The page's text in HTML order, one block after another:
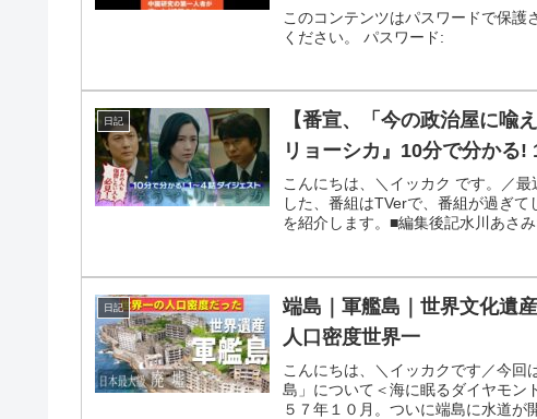
か？」・・・日本がとても
れなくなるから？😱
このコンテンツはパスワードで保護
ください。 パスワード:
日記
【番宣、「今の政治屋に喩
リョーシカ』10分で分かる!
こんにちは、＼イッカク です。／
した、番組はTVerで、番組が過ぎ
を紹介します。■編集後記水川あさ
日記
端島｜軍艦島｜世界文化遺
人口密度世界一
こんにちは、＼イッカクです／今回
島」について＜海に眠るダイヤモ
５７年１０月。ついに端島に水道が